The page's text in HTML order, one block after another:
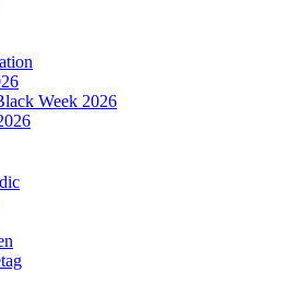
Week 2026